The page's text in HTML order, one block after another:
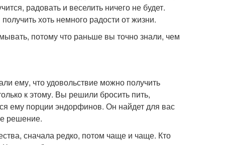
радовать и веселить ничего не будет.
хоть немного радости от жизни.
потому что раньше вы точно знали, чем
ему, что удовольствие можно получить
к этому. Вы решили бросить пить,
ему порции эндорфинов. Он найдет для вас
решение.
сначала редко, потом чаще и чаще. Кто